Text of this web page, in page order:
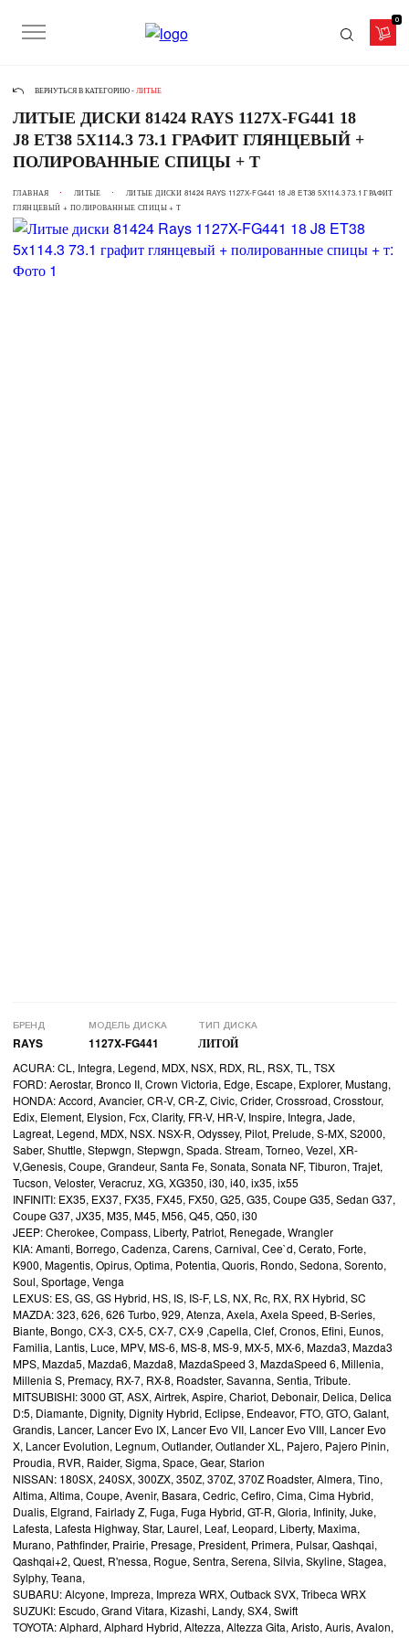
0
ВЕРНУТЬСЯ В КАТЕГОРИЮ - ЛИТЫЕ
ЛИТЫЕ ДИСКИ 81424 RAYS 1127X-FG441 18
J8 ET38 5X114.3 73.1 ГРАФИТ ГЛЯНЦЕВЫЙ +
ПОЛИРОВАННЫЕ СПИЦЫ + Т
ГЛАВНАЯ ЛИТЫЕ
ЛИТЫЕ ДИСКИ 81424 RAYS 1127X-FG441 18 J8 ET38 5X114.3 73.1 ГРАФИТ
ГЛЯНЦЕВЫЙ + ПОЛИРОВАННЫЕ СПИЦЫ + Т
БРЕНД
RAYS
МОДЕЛЬ ДИСКА
1127X-FG441
ТИП ДИСКА
ЛИТОЙ
ACURA: CL, Integra, Legend, MDX, NSX, RDX, RL, RSX, TL, TSX
FORD: Aerostar, Bronco II, Crown Victoria, Edge, Escape, Explorer, Mustang,
HONDA: Accord, Avancier, CR-V, CR-Z, Civic, Crider, Crossroad, Crosstour,
Edix, Element, Elysion, Fcx, Clarity, FR-V, HR-V, Inspire, Integra, Jade,
Lagreat, Legend, MDX, NSX. NSX-R, Odyssey, Pilot, Prelude, S-MX, S2000,
Saber, Shuttle, Stepwgn, Stepwgn, Spada. Stream, Torneo, Vezel, XR-
V,Genesis, Coupe, Grandeur, Santa Fe, Sonata, Sonata NF, Tiburon, Trajet,
Tucson, Veloster, Veracruz, XG, XG350, i30, i40, ix35, ix55
INFINITI: EX35, EX37, FX35, FX45, FX50, G25, G35, Coupe G35, Sedan G37,
Coupe G37, JX35, M35, M45, M56, Q45, Q50, i30
JEEP: Cherokee, Compass, Liberty, Patriot, Renegade, Wrangler
KIA: Amanti, Borrego, Cadenza, Carens, Carnival, Cee`d, Cerato, Forte,
K900, Magentis, Opirus, Optima, Potentia, Quoris, Rondo, Sedona, Sorento,
Soul, Sportage, Venga
LEXUS: ES, GS, GS Hybrid, HS, IS, IS-F, LS, NX, Rc, RX, RX Hybrid, SC
MAZDA: 323, 626, 626 Turbo, 929, Atenza, Axela, Axela Speed, B-Series,
Biante, Bongo, CX-3, CX-5, CX-7, CX-9 ,Capella, Clef, Cronos, Efini, Eunos,
Familia, Lantis, Luce, MPV, MS-6, MS-8, MS-9, MX-5, MX-6, Mazda3, Mazda3
MPS, Mazda5, Mazda6, Mazda8, MazdaSpeed 3, MazdaSpeed 6, Millenia,
Millenia S, Premacy, RX-7, RX-8, Roadster, Savanna, Sentia, Tribute.
MITSUBISHI: 3000 GT, ASX, Airtrek, Aspire, Chariot, Debonair, Delica, Delica
D:5, Diamante, Dignity, Dignity Hybrid, Eclipse, Endeavor, FTO, GTO, Galant,
Grandis, Lancer, Lancer Evo IX, Lancer Evo VII, Lancer Evo VIII, Lancer Evo
X, Lancer Evolution, Legnum, Outlander, Outlander XL, Pajero, Pajero Pinin,
Proudia, RVR, Raider, Sigma, Space, Gear, Starion
NISSAN: 180SX, 240SX, 300ZX, 350Z, 370Z, 370Z Roadster, Almera, Tino,
Altima, Altima, Coupe, Avenir, Basara, Cedric, Cefiro, Cima, Cima Hybrid,
Dualis, Elgrand, Fairlady Z, Fuga, Fuga Hybrid, GT-R, Gloria, Infinity, Juke,
Lafesta, Lafesta Highway, Star, Laurel, Leaf, Leopard, Liberty, Maxima,
Murano, Pathfinder, Prairie, Presage, President, Primera, Pulsar, Qashqai,
Qashqai+2, Quest, R'nessa, Rogue, Sentra, Serena, Silvia, Skyline, Stagea,
Sylphy, Teana,
SUBARU: Alcyone, Impreza, Impreza WRX, Outback SVX, Tribeca WRX
SUZUKI: Escudo, Grand Vitara, Kizashi, Landy, SX4, Swift
TOYOTA: Alphard, Alphard Hybrid, Altezza, Altezza Gita, Aristo, Auris, Avalon,